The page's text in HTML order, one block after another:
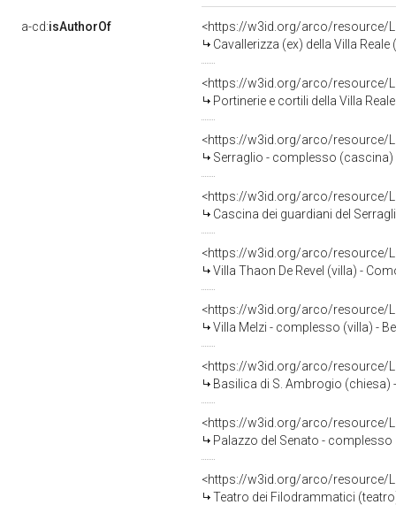
a-cd:isAuthorOf
<https://w3id.org/arco/resource/
Cavallerizza (ex) della Villa
<https://w3id.org/arco/resource/
Portinerie e cortili della Villa
<https://w3id.org/arco/resource/
Serraglio - complesso (cascina)
<https://w3id.org/arco/resource/
Cascina dei guardiani del
<https://w3id.org/arco/resource/
Villa Thaon De Revel (villa) -
<https://w3id.org/arco/resource/
Villa Melzi - complesso (villa) -
<https://w3id.org/arco/resource/
Basilica di S. Ambrogio (chiesa)
<https://w3id.org/arco/resource/
Palazzo del Senato -
<https://w3id.org/arco/resource/
Teatro dei Filodrammatici